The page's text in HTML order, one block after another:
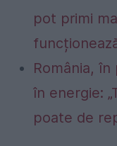
pot primi
România,
în energie:
poate de